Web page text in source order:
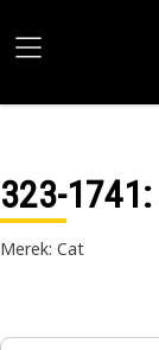
323-1741
Merek: Cat